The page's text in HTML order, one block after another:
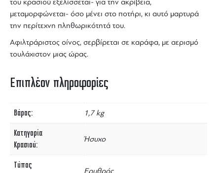
του κρασιού εξελίσσεται- για την ακρίβεια,
μεταμορφώνεται- όσο μένει στο ποτήρι, κι αυτό μαρτυρά
την περίτεχνη πληθωρικότητά του.
Αφιλτράριστος οίνος, σερβίρεται σε καράφα, με αερισμό
τουλάχιστον μιας ώρας.
Επιπλέον πληροφορίες
Βάρος 1,7 kg
Κατηγορία
Κρασιού
Ήσυχο
Τύπος
Ερυθρός